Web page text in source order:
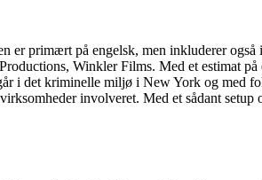
primært på engelsk, men inkluderer
Winkler Films. Med et estimat
i det kriminelle miljø i New York og med
involveret. Med et sådant